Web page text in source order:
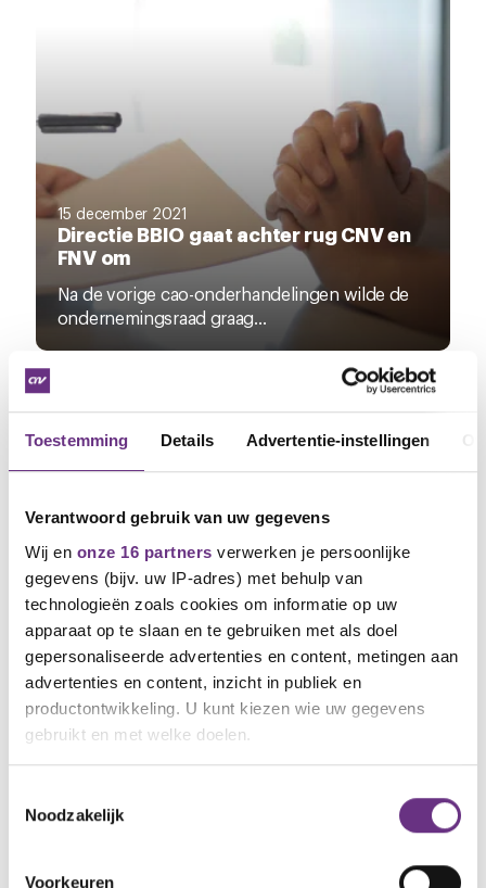
Toestemming Details Advertentie-instellingen
Verantwoord gebruik van uw gegevens
Wij en onze 16 partners verwerken je persoonlijke
gegevens (bijv. uw IP-adres) met behulp van
technologieën zoals cookies om informatie op uw
apparaat op te slaan en te gebruiken met als doel
gepersonaliseerde advertenties en content, metingen aan
advertenties en content, inzicht in publiek en
productontwikkeling. U kunt kiezen wie uw gegevens
gebruikt en met welke doelen.
Informatie verzamelen over uw geografische
Uw apparaat identificeren door het actief te
Noodzakelijk
Voorkeuren
15 december 2021
Directie BBIO gaat achter rug CNV en
FNV om
Na de vorige cao-onderhandelingen wilde de
ondernemingsraad graag...
2 juni 2021
CNV- leden Bbio stemmen in met cao
De afgelopen weken konden de CNV-leden
stemmen over het...